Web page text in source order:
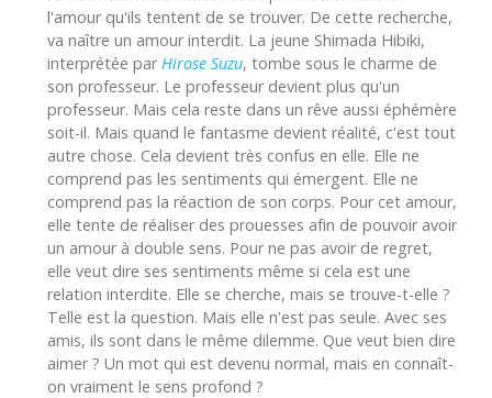
l'amour qu'ils tentent de se trouver. De cette recherche,
va naître un amour interdit. La jeune Shimada Hibiki,
interprétée par Hirose Suzu, tombe sous le charme de
son professeur. Le professeur devient plus qu'un
professeur. Mais cela reste dans un rêve aussi éphémère
soit-il. Mais quand le fantasme devient réalité, c'est tout
autre chose. Cela devient très confus en elle. Elle ne
comprend pas les sentiments qui émergent. Elle ne
comprend pas la réaction de son corps. Pour cet amour,
elle tente de réaliser des prouesses afin de pouvoir avoir
un amour à double sens. Pour ne pas avoir de regret,
elle veut dire ses sentiments même si cela est une
relation interdite. Elle se cherche, mais se trouve-t-elle ?
Telle est la question. Mais elle n'est pas seule. Avec ses
amis, ils sont dans le même dilemme. Que veut bien dire
aimer ? Un mot qui est devenu normal, mais en connaît-
on vraiment le sens profond ?